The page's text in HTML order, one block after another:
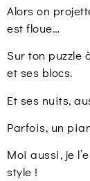
Alors on
est floue…
Sur ton puzzle
et ses blocs.
Et ses nuits,
Parfois, un
Moi aussi, je
style !